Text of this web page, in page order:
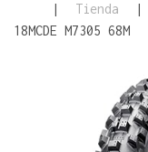
| Tienda |
18MCDE M7305 68M